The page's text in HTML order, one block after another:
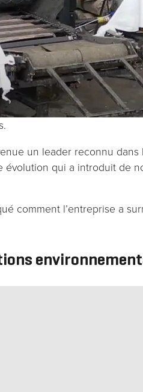
un leader reconnu
qui a introduit de
comment l’entreprise a
cookies ne
pas
Ils
au